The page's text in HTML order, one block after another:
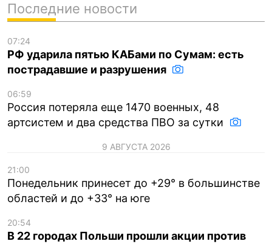
Последние новости
07:24
РФ ударила пятью КАБами по Сумам: есть
пострадавшие и разрушения
06:59
Россия потеряла еще 1470 военных, 48
артсистем и два средства ПВО за сутки
9 АВГУСТА 2026
21:00
Понедельник принесет до +29° в большинстве
областей и до +33° на юге
20:54
В 22 городах Польши прошли акции против